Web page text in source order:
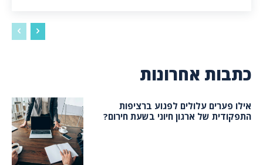
כתבות אחרונות
אילו פערים עלולים לפגוע ברציפות
התפקודית של ארגון חיוני בשעת חירום?